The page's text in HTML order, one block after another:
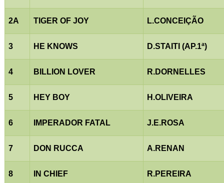
2A TIGER OF JOY L.CONCEIÇÃO
3 HE KNOWS D.STAITI (AP.1ª)
4 BILLION LOVER R.DORNELLES
5 HEY BOY H.OLIVEIRA
6 IMPERADOR FATAL J.E.ROSA
7 DON RUCCA A.RENAN
8 IN CHIEF R.PEREIRA